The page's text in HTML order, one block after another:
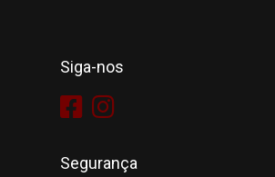
Siga-nos
Segurança